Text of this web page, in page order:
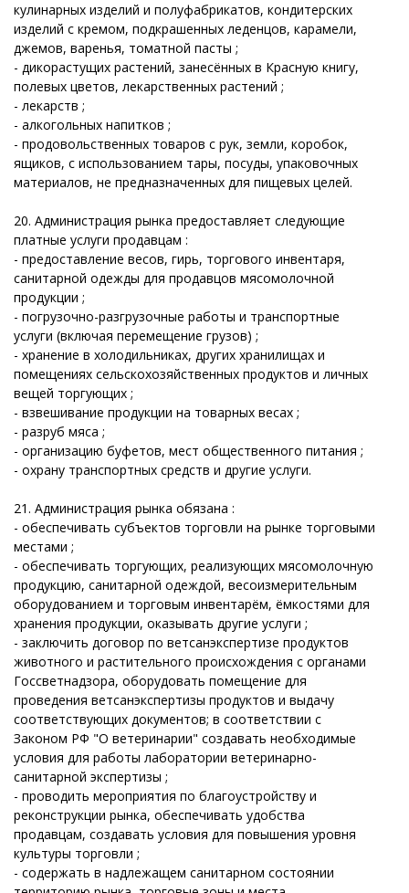
кулинарных изделий и полуфабрикатов, кондитерских
изделий с кремом, подкрашенных леденцов, карамели,
джемов, варенья, томатной пасты ;
- дикорастущих растений, занесённых в Красную книгу,
полевых цветов, лекарственных растений ;
- лекарств ;
- алкогольных напитков ;
- продовольственных товаров с рук, земли, коробок,
ящиков, с использованием тары, посуды, упаковочных
материалов, не предназначенных для пищевых целей.
20. Администрация рынка предоставляет следующие
платные услуги продавцам :
- предоставление весов, гирь, торгового инвентаря,
санитарной одежды для продавцов мясомолочной
продукции ;
- погрузочно-разгрузочные работы и транспортные
услуги (включая перемещение грузов) ;
- хранение в холодильниках, других хранилищах и
помещениях сельскохозяйственных продуктов и личных
вещей торгующих ;
- взвешивание продукции на товарных весах ;
- разруб мяса ;
- организацию буфетов, мест общественного питания ;
- охрану транспортных средств и другие услуги.
21. Администрация рынка обязана :
- обеспечивать субъектов торговли на рынке торговыми
местами ;
- обеспечивать торгующих, реализующих мясомолочную
продукцию, санитарной одеждой, весоизмерительным
оборудованием и торговым инвентарём, ёмкостями для
хранения продукции, оказывать другие услуги ;
- заключить договор по ветсанэкспертизе продуктов
животного и растительного происхождения с органами
Госсветнадзора, оборудовать помещение для
проведения ветсанэкспертизы продуктов и выдачу
соответствующих документов; в соответствии с
Законом РФ "О ветеринарии" создавать необходимые
условия для работы лаборатории ветеринарно-
санитарной экспертизы ;
- проводить мероприятия по благоустройству и
реконструкции рынка, обеспечивать удобства
продавцам, создавать условия для повышения уровня
культуры торговли ;
- содержать в надлежащем санитарном состоянии